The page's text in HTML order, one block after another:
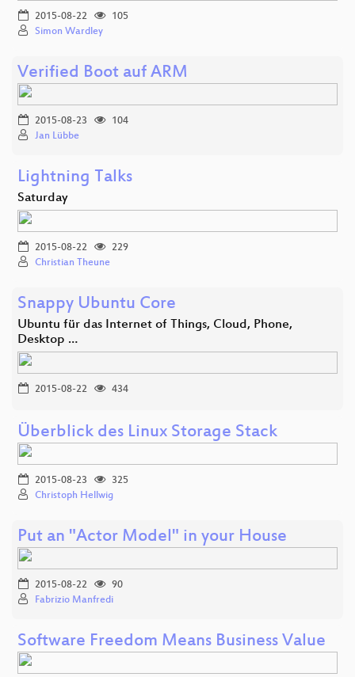
2015-08-22
105
Simon Wardley
Verified Boot auf ARM
2015-08-23
104
Jan Lübbe
Lightning Talks
Saturday
2015-08-22
229
Christian Theune
Snappy Ubuntu Core
Ubuntu für das Internet of Things, Cloud, Phone,
Desktop …
2015-08-22 434
Überblick des Linux Storage Stack
2015-08-23
325
Christoph Hellwig
Put an "Actor Model" in your House
2015-08-22
90
Fabrizio Manfredi
Software Freedom Means Business Value